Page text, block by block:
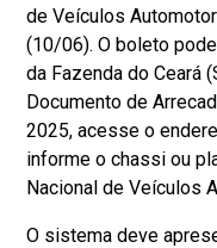
de Veículos
(10/06). O boleto
da Fazenda do Ceará
Documento de
2025, acesse o
informe o chassi ou
Nacional de Veículos
O sistema deve